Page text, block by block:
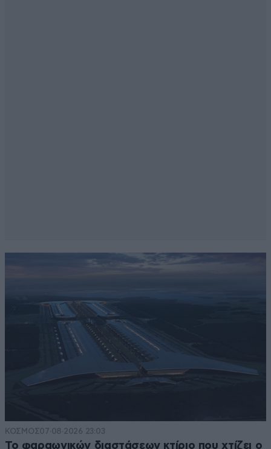
ΚΟΣΜΟΣ07·08·2026 23:03
Το φαραωνικών διαστάσεων κτίριο που χτίζει ο